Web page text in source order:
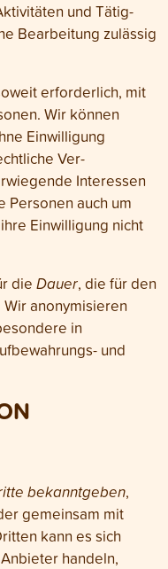
und Tätig­
Bearbeitung zulässig
erforderlich, mit
Wir können
Ein­willigung
Ver­
Interessen
Personen auch um
Ein­willigung nicht
die Dauer, die für den
anonymisieren
in
und
bekanntgeben,
gemeinsam mit
kann es sich
handeln,